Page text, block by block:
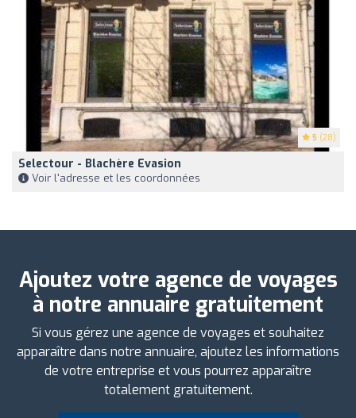
5 (28)
Selectour - Blachère Evasion
Voir l'adresse et les coordonnées
Ajoutez votre agence de voyages
à notre annuaire gratuitement
Si vous gérez une agence de voyages et souhaitez
apparaître dans notre annuaire, ajoutez les informations
de votre entreprise et vous pourrez apparaître
totalement gratuitement.